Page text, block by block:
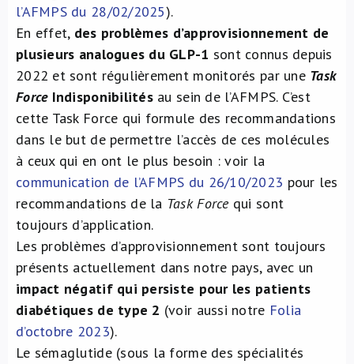
l’AFMPS du 28/02/2025).
En effet, des problèmes d’approvisionnement de
plusieurs analogues du GLP-1 sont connus depuis
2022 et sont régulièrement monitorés par une Task
ForceIndisponibilitésau sein de l’AFMPS. C’est
cette Task Force qui formule des recommandations
dans le but de permettre l’accès de ces molécules
à ceux qui en ont le plus besoin : voir la
communication de l’AFMPS du 26/10/2023 pour les
recommandations de la Task Forcequi sont
toujours d’application.
Les problèmes d’approvisionnement sont toujours
présents actuellement dans notre pays, avec un
impact négatif qui persiste pour les patients
diabétiques de type 2 (voir aussi notre Folia
d’octobre 2023).
Le sémaglutide (sous la forme des spécialités